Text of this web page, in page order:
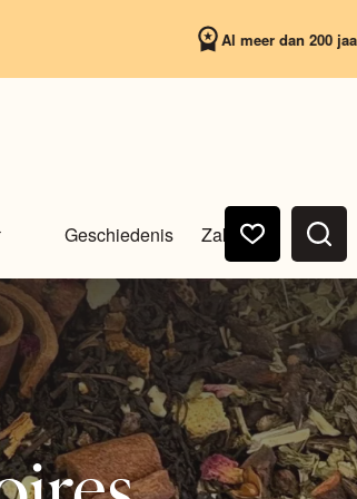
Al meer dan 200 jaar kwaliteit
Geschiedenis Zakelijk